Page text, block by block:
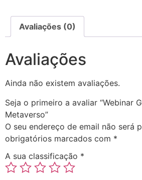
Avaliações (0)
Avaliações
Ainda não existem avaliações.
Seja o primeiro a avaliar “Webinar
Metaverso”
O seu endereço de email não será
obrigatórios marcados com *
A sua classificação *